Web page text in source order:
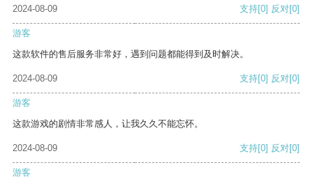
2024-08-09 支持[0] 反对[0]
游客
这款软件的售后服务非常好，遇到问题都能得到及时解决。
2024-08-09 支持[0] 反对[0]
游客
这款游戏的剧情非常感人，让我久久不能忘怀。
2024-08-09 支持[0] 反对[0]
游客